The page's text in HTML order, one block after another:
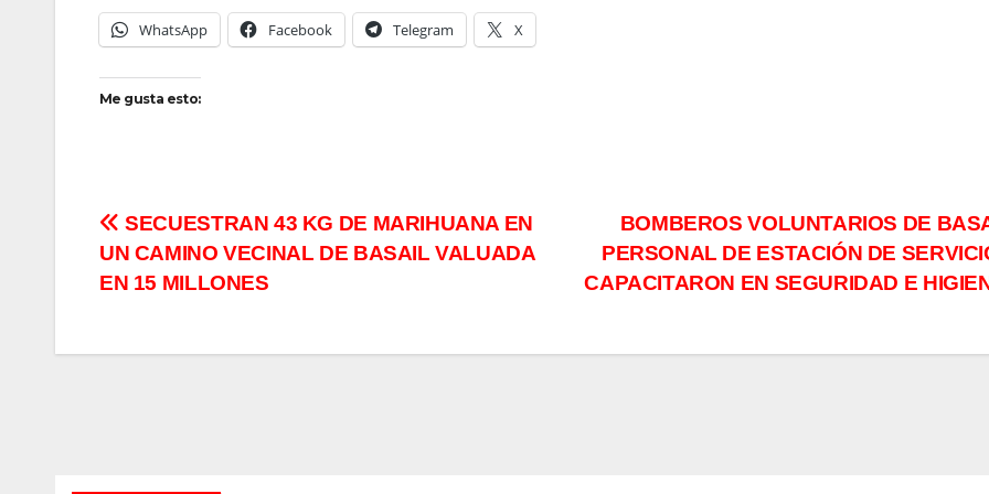
WhatsApp Facebook Telegram X
Me gusta esto:
Navegación
de
BOMBEROS VOLUNTARIOS DE
PERSONAL DE ESTACIÓN DE
CAPACITARON EN SEGURIDAD E
SECUESTRAN 43 KG DE MARIHUANA EN
UN CAMINO VECINAL DE BASAIL VALUADA
EN 15 MILLONES